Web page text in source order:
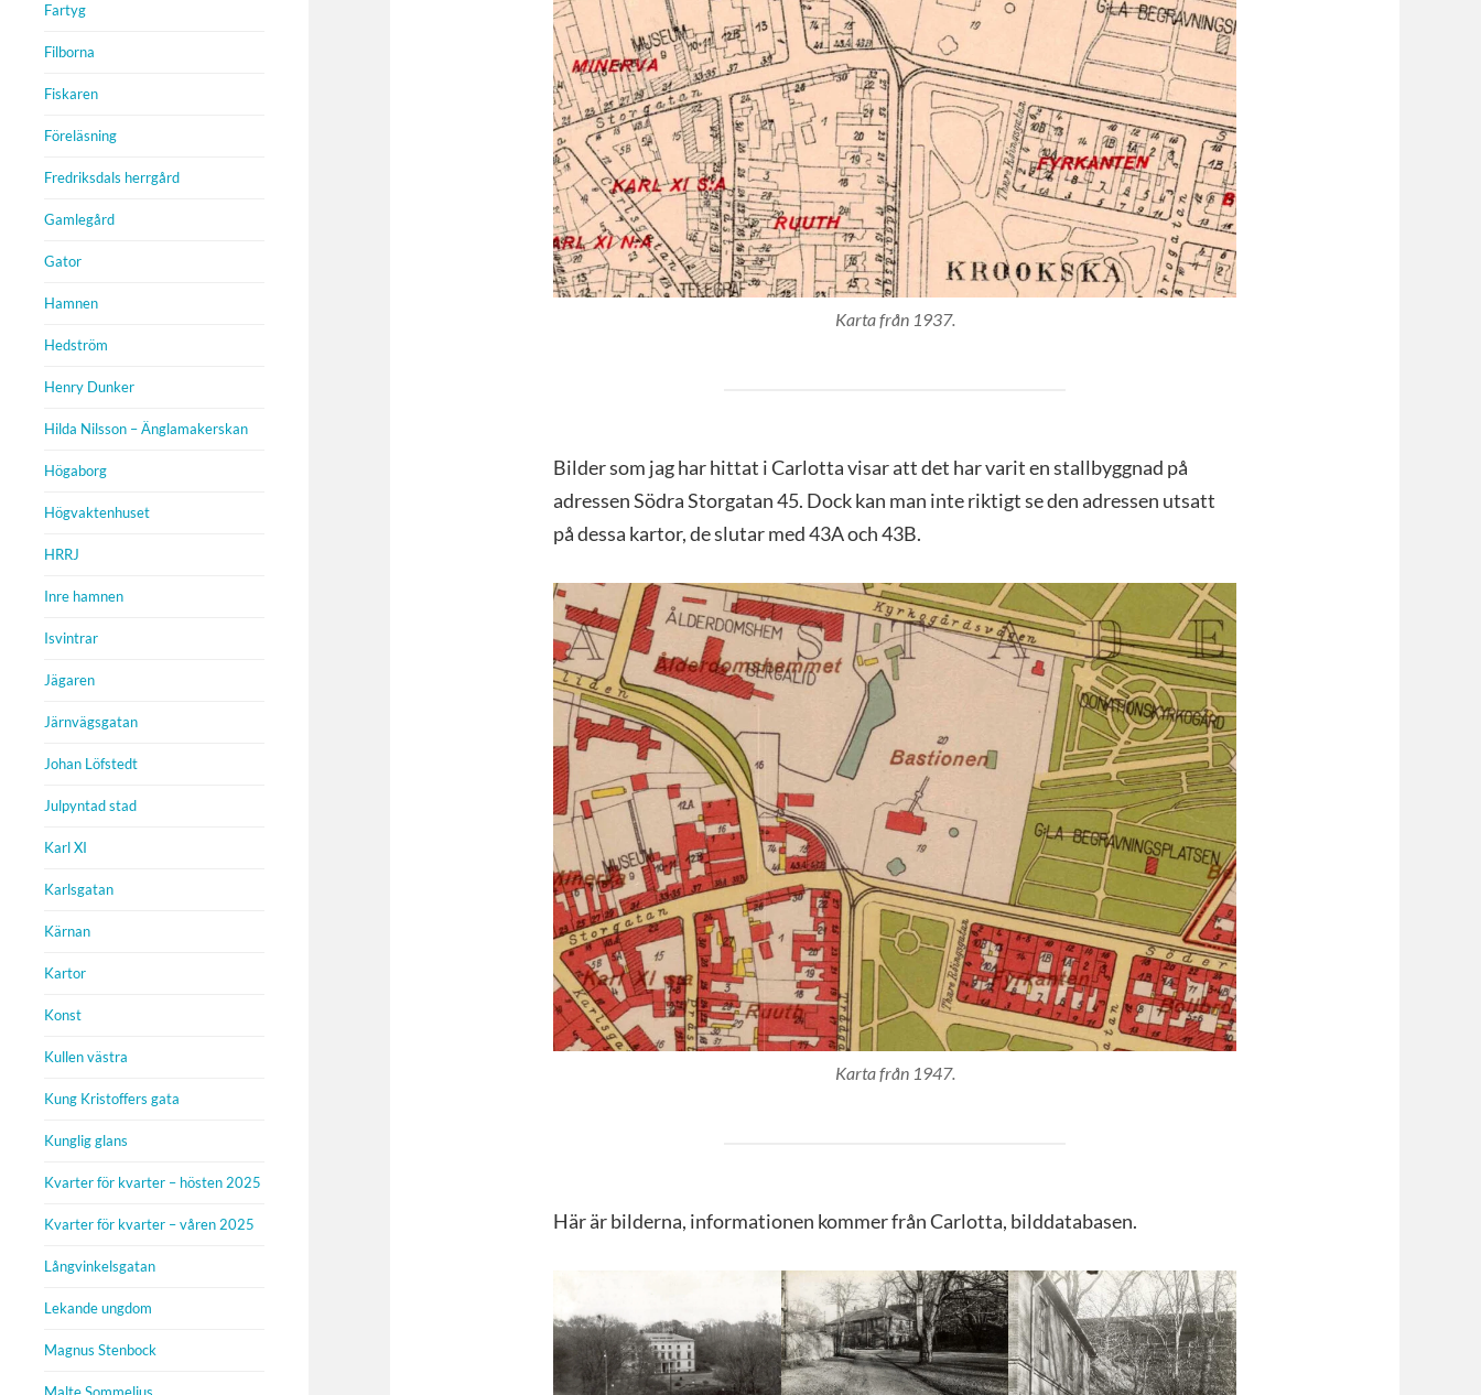
Fartyg
Filborna
Fiskaren
Föreläsning
Fredriksdals herrgård
Gamlegård
Gator
Hamnen
Hedström
Henry Dunker
Hilda Nilsson – Änglamakerskan
Högaborg
Högvaktenhuset
HRRJ
Inre hamnen
Isvintrar
Jägaren
Järnvägsgatan
Johan Löfstedt
Julpyntad stad
Karl XI
Karlsgatan
Kärnan
Kartor
Konst
Kullen västra
Kung Kristoffers gata
Kunglig glans
Kvarter för kvarter – hösten 2025
Kvarter för kvarter – våren 2025
Långvinkelsgatan
Lekande ungdom
Magnus Stenbock
Karta från 1937.
Bilder som jag har hittat i Carlotta visar att det har varit en stallbyggnad på
adressen Södra Storgatan 45. Dock kan man inte riktigt se den adressen utsatt
på dessa kartor, de slutar med 43A och 43B.
Karta från 1947.
Här är bilderna, informationen kommer från Carlotta, bilddatabasen.